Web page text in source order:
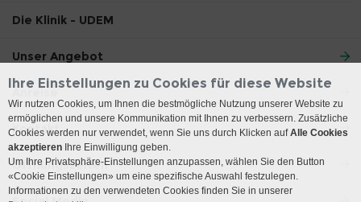
Die Klinik - UDEM
Unser Angebot
Anreise
Kontakt
Öffnungszeiten
Ihre Einstellungen zu Cookies für diese Website
Wir nutzen Cookies, um Ihnen die bestmögliche Nutzung unserer Website zu
ermöglichen und unsere Kommunikation mit Ihnen zu verbessern. Zusätzliche
Cookies werden nur verwendet, wenn Sie uns durch Klicken aufAlle Cookies
akzeptieren Ihre Einwilligung geben.
Um Ihre Privatsphäre-Einstellungen anzupassen, wählen Sie den Button
«Cookie Einstellungen» um eine spezifische Auswahl festzulegen.
Informationen zu den verwendeten Cookies finden Sie in unserer